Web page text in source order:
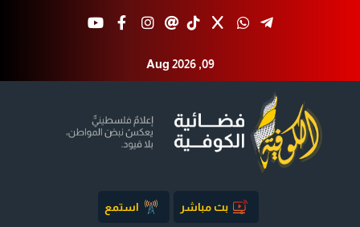
Aug 2026 ,09
بث مباشر استمع